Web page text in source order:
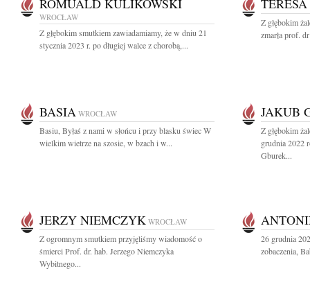
ROMUALD KULIKOWSKI
WROCŁAW
Z głębokim smutkiem zawiadamiamy, że w dniu 21
stycznia 2023 r. po długiej walce z chorobą,...
Z głębokim
zmarła prof.
BASIA WROCŁAW
Basiu, Byłaś z nami w słońcu i przy blasku świec W
wielkim wietrze na szosie, w bzach i w...
JAKUB
Z głębokim
grudnia 2022
Gburek...
JERZY NIEMCZYK WROCŁAW
Z ogromnym smutkiem przyjęliśmy wiadomość o
śmierci Prof. dr. hab. Jerzego Niemczyka
Wybitnego...
26 grudnia
zobaczenia,